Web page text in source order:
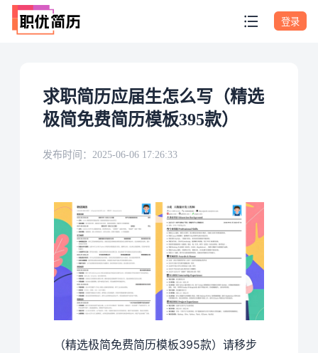
登录
求职简历应届生怎么写（精选
极简免费简历模板395款）
发布时间： 2025-06-06 17:26:33
（精选极简免费简历模板395款）请移步